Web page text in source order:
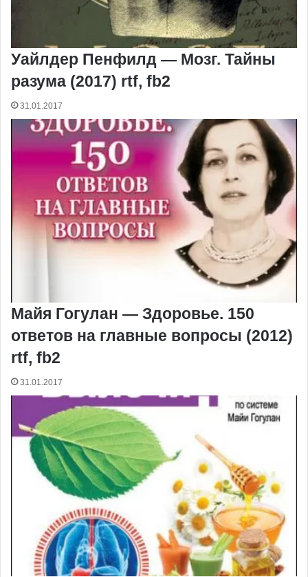
Уайлдер Пенфилд — Мозг. Тайны
разума (2017) rtf, fb2
31.01.2017
Майя Гогулан — Здоровье. 150
ответов на главные вопросы (2012)
rtf, fb2
31.01.2017